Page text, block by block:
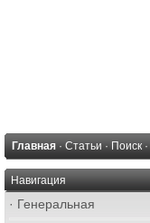
Главная · Статьи · Поиск ·
Навигация
· Генеральная